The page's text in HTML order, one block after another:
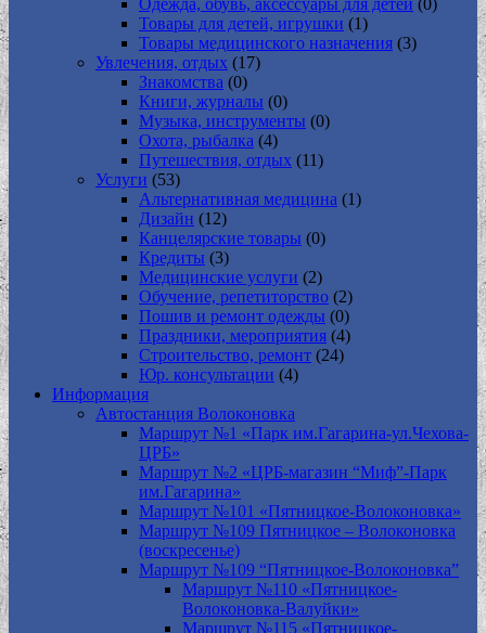
Одежда, обувь, аксессуары для детей (0)
Товары для детей, игрушки (1)
Товары медицинского назначения (3)
Увлечения, отдых (17)
Знакомства (0)
Книги, журналы (0)
Музыка, инструменты (0)
Охота, рыбалка (4)
Путешествия, отдых (11)
Услуги (53)
Альтернативная медицина (1)
Дизайн (12)
Канцелярские товары (0)
Кредиты (3)
Медицинские услуги (2)
Обучение, репетиторство (2)
Пошив и ремонт одежды (0)
Праздники, мероприятия (4)
Строительство, ремонт (24)
Юр. консультации (4)
Информация
Автостанция Волоконовка
Маршрут №1 «Парк им.Гагарина-ул.Чехова-
ЦРБ»
Маршрут №2 «ЦРБ-магазин “Миф”-Парк
им.Гагарина»
Маршрут №101 «Пятницкое-Волоконовка»
Маршрут №109 Пятницкое – Волоконовка
(воскресенье)
Маршрут №109 “Пятницкое-Волоконовка”
Маршрут №110 «Пятницкое-
Волоконовка-Валуйки»
Маршрут №115 «Пятницкое-